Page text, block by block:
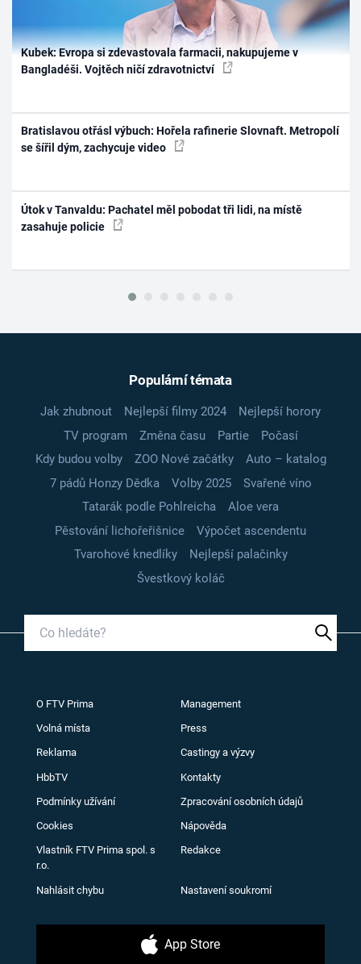
Kubek: Evropa si zdevastovala farmacii, nakupujeme v
Bangladéši. Vojtěch ničí zdravotnictví
Bratislavou otřásl výbuch: Hořela rafinerie Slovnaft. Metropolí
se šířil dým, zachycuje video
Útok v Tanvaldu: Pachatel měl pobodat tři lidi, na místě
zasahuje policie
Populární témata
Jak zhubnout Nejlepší filmy 2024
Nejlepší horory
TV program
Změna času Partie
Počasí
Kdy budou volby
ZOO Nové začátky
Auto – katalog
7 pádů Honzy Dědka
Volby 2025
Svařené víno
Tatarák podle Pohlreicha
Aloe vera
Pěstování lichořeřišnice
Výpočet ascendentu
Tvarohové knedlíky
Nejlepší palačinky
Švestkový koláč
O FTV Prima Management
Volná místa Press
Reklama Castingy a výzvy
HbbTV Kontakty
Podmínky užívání Zpracování osobních údajů
Cookies Nápověda
Vlastník FTV Prima spol. s
r.o.
Redakce
Nahlásit chybu Nastavení soukromí
App Store